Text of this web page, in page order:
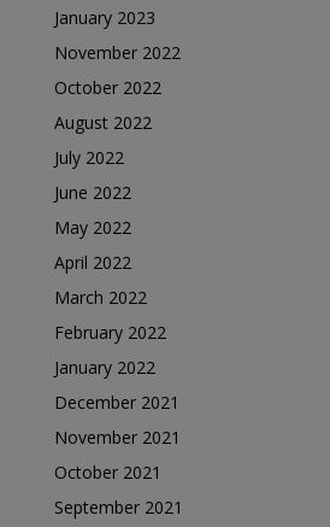
January 2023
November 2022
October 2022
August 2022
July 2022
June 2022
May 2022
April 2022
March 2022
February 2022
January 2022
December 2021
November 2021
October 2021
September 2021